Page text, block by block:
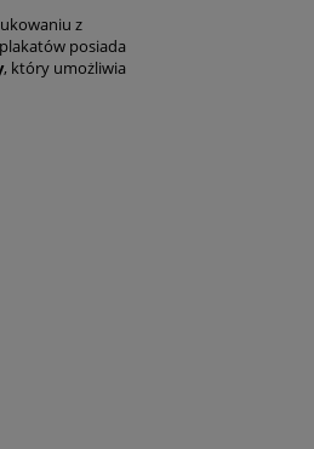
z
posiada
, który umożliwia